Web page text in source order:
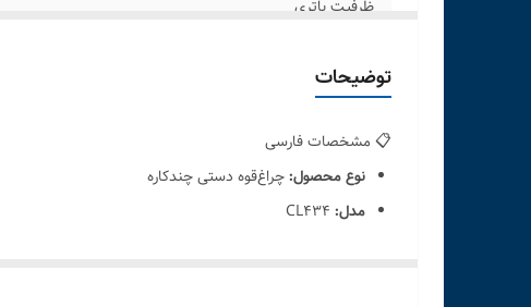
ظرفیت باتری
توضیحات
📋 مشخصات فارسی
نوع محصول:چراغ‌قوه دستی چندکاره
مدل: